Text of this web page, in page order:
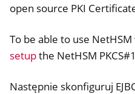
open source PKI
To be able to use NetHSM
setupthe NetHSM
Następnie skonfiguruj